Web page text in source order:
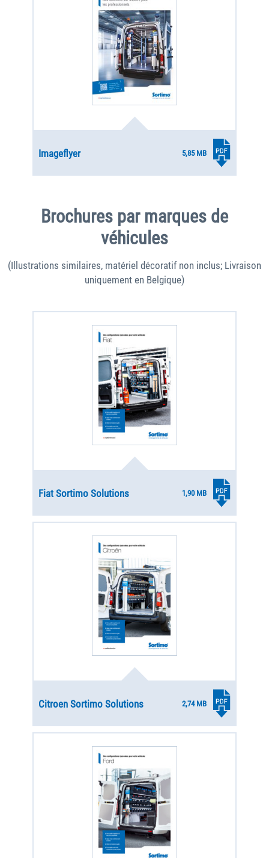
Imageflyer 5,85 MB
Brochures par marques de
véhicules
(Illustrations similaires, matériel décoratif non inclus; Livraison
uniquement en Belgique)
Fiat Sortimo Solutions 1,90 MB
Citroen Sortimo Solutions 2,74 MB